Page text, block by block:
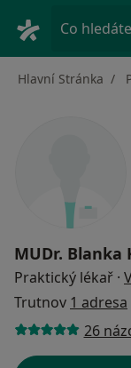
Co
Hlavní Stránka
MUDr. Blanka
Praktický lékař ·
Trutnov 1 adresa
26